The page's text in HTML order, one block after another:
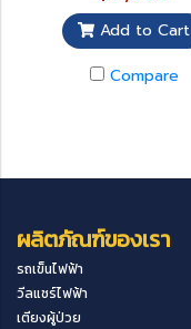
Add to Cart
Compare
ผลิตภัณฑ์ของเรา
รถเข็นไฟฟ้า
วีลแชร์ไฟฟ้า
เตียงผู้ป่วย